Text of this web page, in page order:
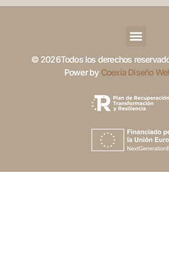
© 2026Todos los derechos
Power by Coexia Diseño